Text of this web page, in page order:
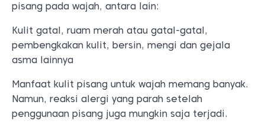
pisang pada wajah, antara lain:
Kulit gatal, ruam merah atau gatal-gatal,
pembengkakan kulit, bersin, mengi dan gejala
asma lainnya
Manfaat kulit pisang untuk wajah memang banyak.
Namun, reaksi alergi yang parah setelah
penggunaan pisang juga mungkin saja terjadi.